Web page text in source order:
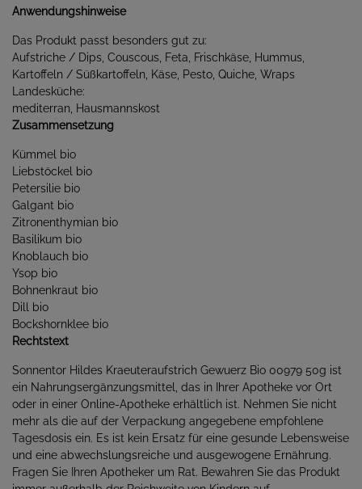
Anwendungshinweise
Das Produkt passt besonders gut zu:
Aufstriche / Dips, Couscous, Feta, Frischkäse, Hummus,
Kartoffeln / Süßkartoffeln, Käse, Pesto, Quiche, Wraps
Landesküche:
mediterran, Hausmannskost
Zusammensetzung
Kümmel bio
Liebstöckel bio
Petersilie bio
Galgant bio
Zitronenthymian bio
Basilikum bio
Knoblauch bio
Ysop bio
Bohnenkraut bio
Dill bio
Bockshornklee bio
Rechtstext
Sonnentor Hildes Kraeuteraufstrich Gewuerz Bio 00979 50g ist
ein Nahrungsergänzungsmittel, das in Ihrer Apotheke vor Ort
oder in einer Online-Apotheke erhältlich ist. Nehmen Sie nicht
mehr als die auf der Verpackung angegebene empfohlene
Tagesdosis ein. Es ist kein Ersatz für eine gesunde Lebensweise
und eine abwechslungsreiche und ausgewogene Ernährung.
Fragen Sie Ihren Apotheker um Rat. Bewahren Sie das Produkt